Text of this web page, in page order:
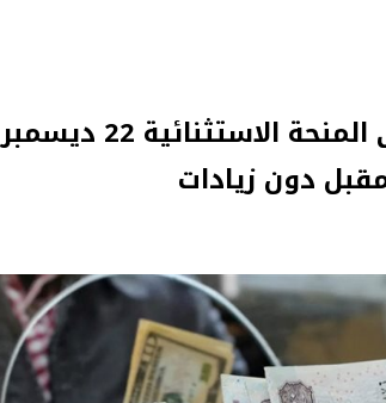
القضاء الإداري ينظر دعوى المنحة الاستثنائية 22 ديسمبر
دون زيادات